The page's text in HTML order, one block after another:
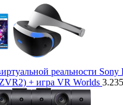
реальности Sony
+ игра VR Worlds